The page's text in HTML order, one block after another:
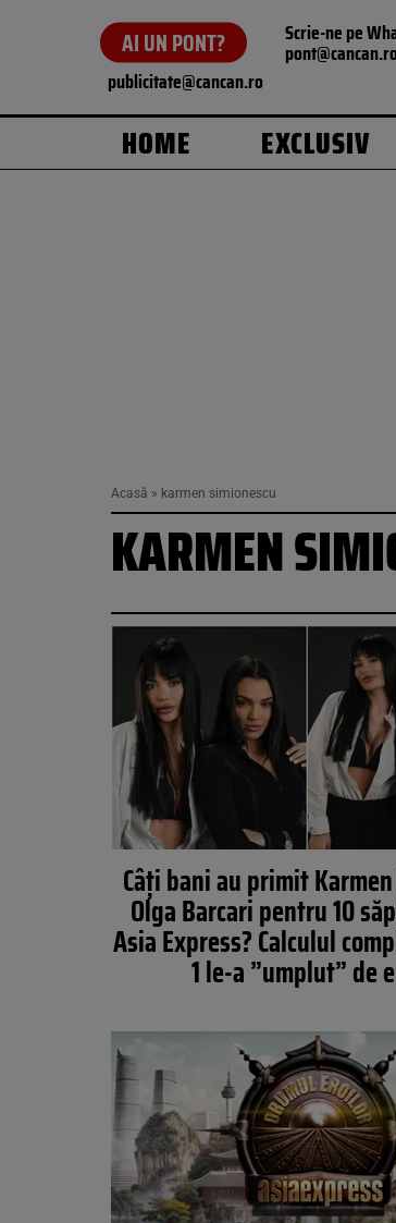
AI UN PONT? Scrie-ne pe
publicitate@cancan.ro
HOME EXCLUSIV
Acasă » karmen simionescu
KARMEN
Câți bani au primit
Olga Barcari pentru 10
Asia Express? Calculul
1 le-a ”umplut” de